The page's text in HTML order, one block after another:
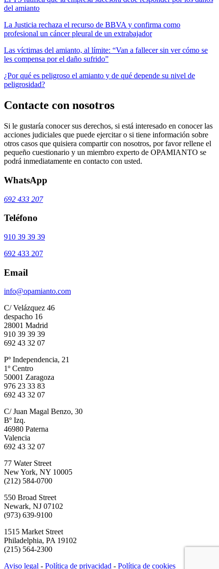
del amianto
La Justicia rechaza el recurso de BBVA y confirma como
profesional un cáncer pleural de un extrabajador
Las víctimas del amianto, al límite: “Van a fallecer sin ver cómo se
les compensa por el daño sufrido”
¿Por qué es peligroso el amianto y de qué depende su nivel de
peligrosidad?
Contacte con nosotros
Si le gustaría conocer sus derechos, si está interesado en conocer las
acciones judiciales que puede ejercitar o si tiene información sobre
otros casos que quisiera compartir con nosotros, por favor rellene el
pequeño cuestionario y un miembro experto de OPAMIANTO se
podrá inmediatamente en contacto con usted.
WhatsApp
692 433 207
Teléfono
910 39 39 39
692 433 207
Email
info@opamianto.com
C/ Velázquez 46
despacho 16
28001 Madrid
910 39 39 39
692 43 32 07
Pº Independencia, 21
1º Centro
50001 Zaragoza
976 23 33 83
692 43 32 07
C/ Juan Magal Benzo, 30
Bº Izq.
46980 Paterna
Valencia
692 43 32 07
77 Water Street
New York, NY 10005
(212) 584-0700
550 Broad Street
Newark, NJ 07102
(973) 639-9100
1515 Market Street
Philadelphia, PA 19102
(215) 564-2300
Aviso legal - Política de privacidad - Política de cookies